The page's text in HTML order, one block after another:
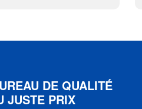
DE QUALITÉ
JUSTE PRIX